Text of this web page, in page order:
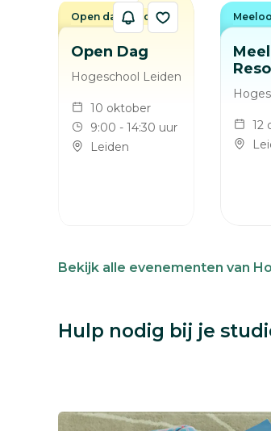
Open Dag
Hogeschool Leiden
10 oktober
9:00 - 14:30 uur
Leiden
Open dag / avond
12
Bekijk alle evenementen van
Hulp nodig bij je